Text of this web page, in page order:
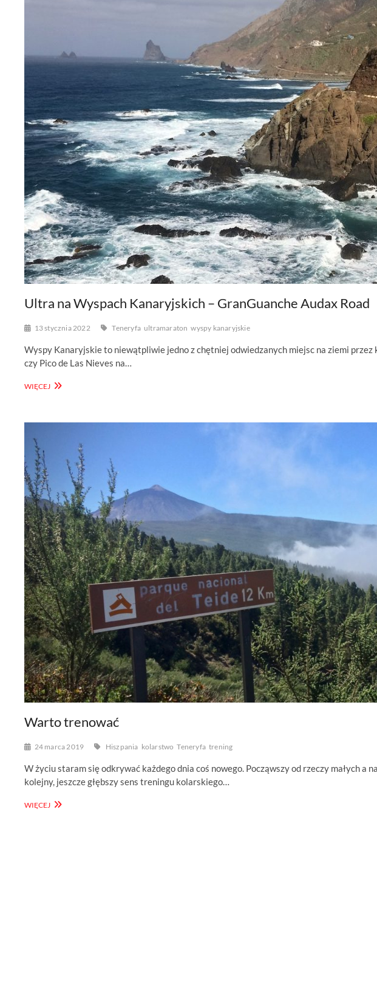
Ultra na Wyspach Kanaryjskich – GranGuanche Audax Road
13 stycznia 2022 Teneryfa ultramaraton wyspy kanaryjskie
Wyspy Kanaryjskie to niewątpliwie jedno z chętniej odwiedzanych miejsc na ziemi przez
czy Pico de Las Nieves na…
WIĘCEJULTRA
ROAD
Warto trenować
24 marca 2019 Hiszpania kolarstwo Teneryfa trening
W życiu staram się odkrywać każdego dnia coś nowego. Począwszy od rzeczy małych a
kolejny, jeszcze głębszy sens treningu kolarskiego…
WIĘCEJWARTO